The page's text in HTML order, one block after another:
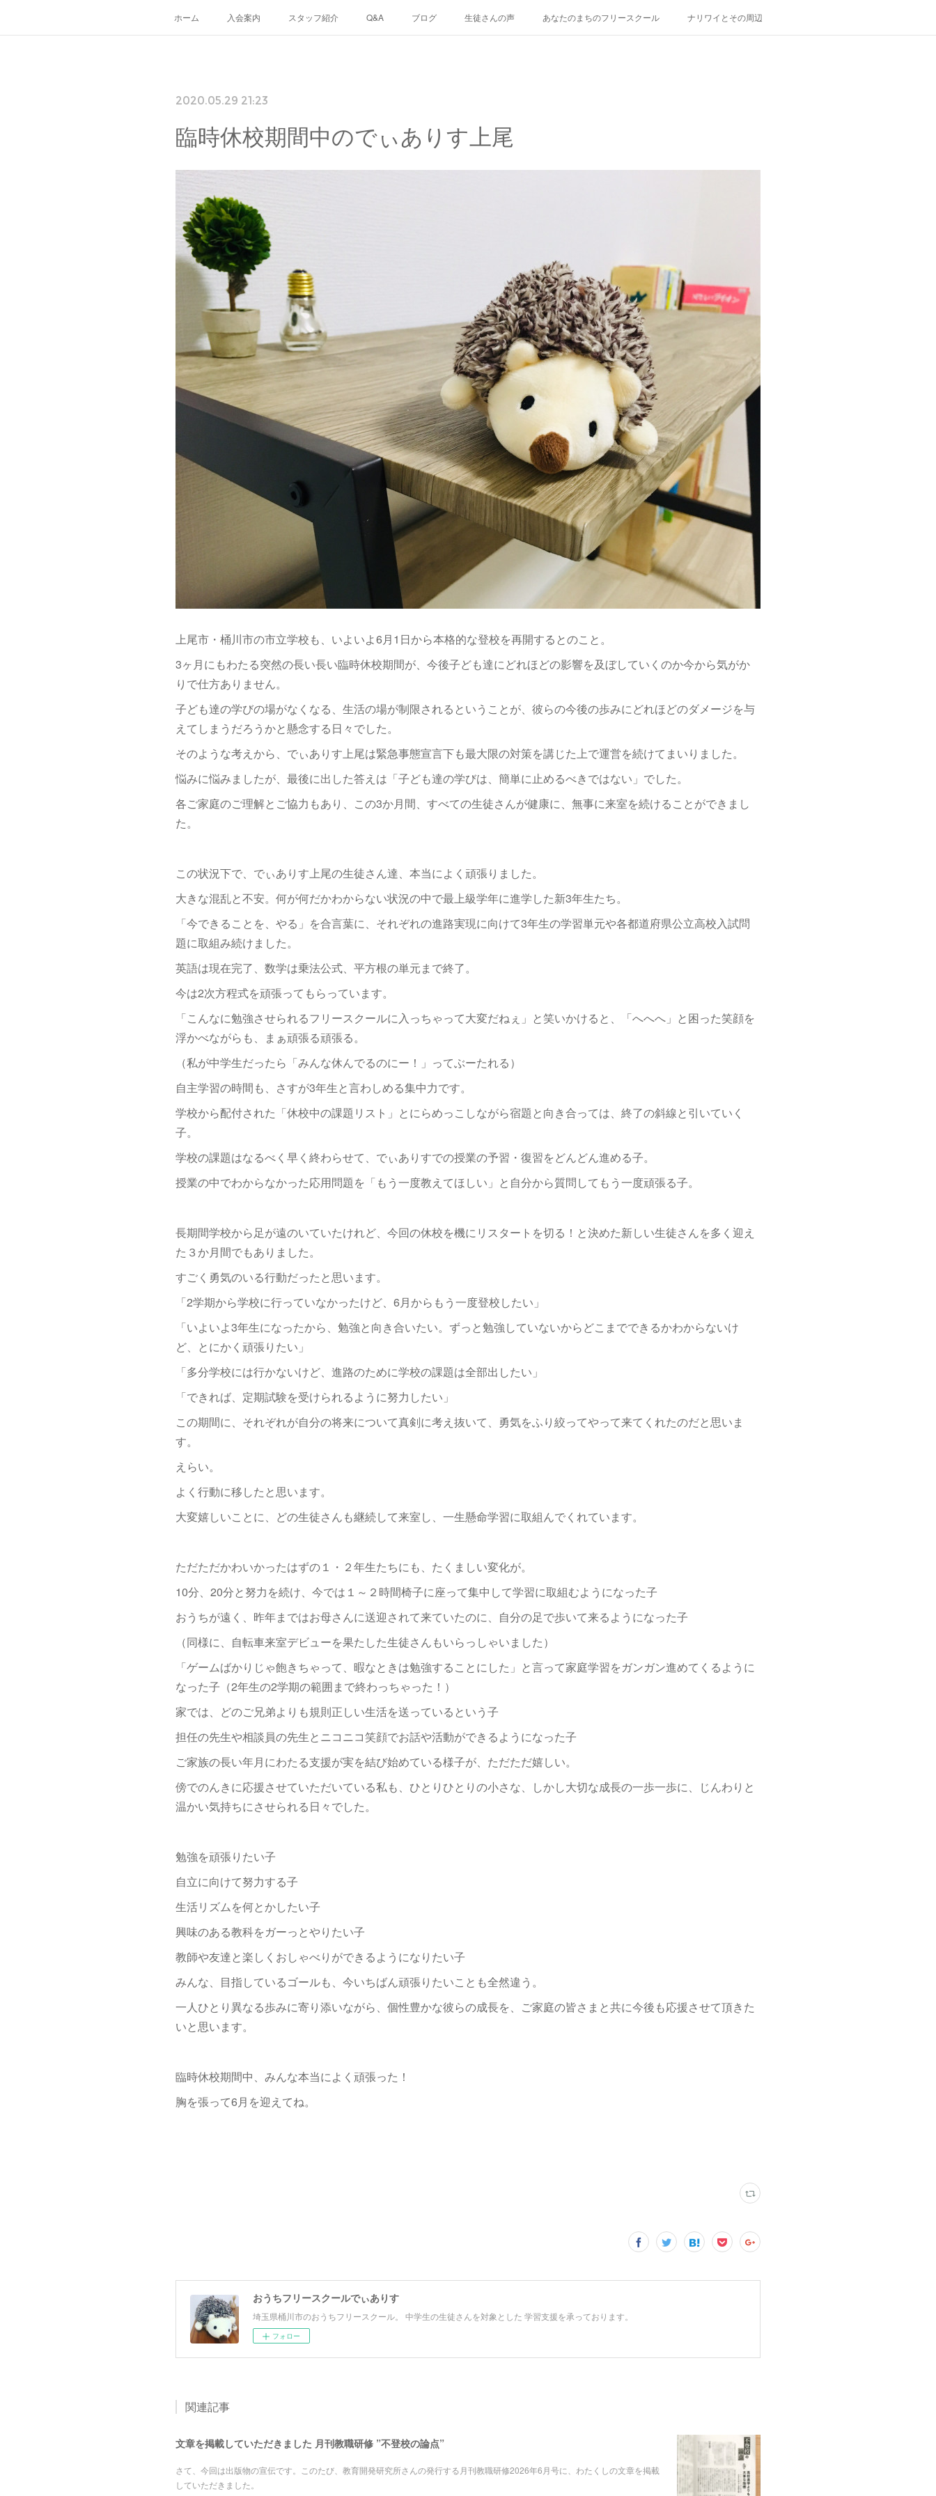
ホーム 入会案内 スタッフ紹介 Q&A ブログ 生徒さんの声 あなたのまちのフリースクール ナリワイとその周辺
2020.05.29 21:23
臨時休校期間中のでぃありす上尾
上尾市・桶川市の市立学校も、いよいよ6月1日から本格的な登校を再開するとのこと。
3ヶ月にもわたる突然の長い長い臨時休校期間が、今後子ども達にどれほどの影響を及ぼしていくのか今から気がか
りで仕方ありません。
子ども達の学びの場がなくなる、生活の場が制限されるということが、彼らの今後の歩みにどれほどのダメージを与
えてしまうだろうかと懸念する日々でした。
そのような考えから、でぃありす上尾は緊急事態宣言下も最大限の対策を講じた上で運営を続けてまいりました。
悩みに悩みましたが、最後に出した答えは「子ども達の学びは、簡単に止めるべきではない」でした。
各ご家庭のご理解とご協力もあり、この3か月間、すべての生徒さんが健康に、無事に来室を続けることができまし
た。
この状況下で、でぃありす上尾の生徒さん達、本当によく頑張りました。
大きな混乱と不安。何が何だかわからない状況の中で最上級学年に進学した新3年生たち。
「今できることを、やる」を合言葉に、それぞれの進路実現に向けて3年生の学習単元や各都道府県公立高校入試問
題に取組み続けました。
英語は現在完了、数学は乗法公式、平方根の単元まで終了。
今は2次方程式を頑張ってもらっています。
「こんなに勉強させられるフリースクールに入っちゃって大変だねぇ」と笑いかけると、「へへへ」と困った笑顔を
浮かべながらも、まぁ頑張る頑張る。
（私が中学生だったら「みんな休んでるのにー！」ってぶーたれる）
自主学習の時間も、さすが3年生と言わしめる集中力です。
学校から配付された「休校中の課題リスト」とにらめっこしながら宿題と向き合っては、終了の斜線と引いていく
子。
学校の課題はなるべく早く終わらせて、でぃありすでの授業の予習・復習をどんどん進める子。
授業の中でわからなかった応用問題を「もう一度教えてほしい」と自分から質問してもう一度頑張る子。
長期間学校から足が遠のいていたけれど、今回の休校を機にリスタートを切る！と決めた新しい生徒さんを多く迎え
た３か月間でもありました。
すごく勇気のいる行動だったと思います。
「2学期から学校に行っていなかったけど、6月からもう一度登校したい」
「いよいよ3年生になったから、勉強と向き合いたい。ずっと勉強していないからどこまでできるかわからないけ
ど、とにかく頑張りたい」
「多分学校には行かないけど、進路のために学校の課題は全部出したい」
「できれば、定期試験を受けられるように努力したい」
この期間に、それぞれが自分の将来について真剣に考え抜いて、勇気をふり絞ってやって来てくれたのだと思いま
す。
えらい。
よく行動に移したと思います。
大変嬉しいことに、どの生徒さんも継続して来室し、一生懸命学習に取組んでくれています。
ただただかわいかったはずの１・２年生たちにも、たくましい変化が。
10分、20分と努力を続け、今では１～２時間椅子に座って集中して学習に取組むようになった子
おうちが遠く、昨年まではお母さんに送迎されて来ていたのに、自分の足で歩いて来るようになった子
（同様に、自転車来室デビューを果たした生徒さんもいらっしゃいました）
「ゲームばかりじゃ飽きちゃって、暇なときは勉強することにした」と言って家庭学習をガンガン進めてくるように
なった子（2年生の2学期の範囲まで終わっちゃった！）
家では、どのご兄弟よりも規則正しい生活を送っているという子
担任の先生や相談員の先生とニコニコ笑顔でお話や活動ができるようになった子
ご家族の長い年月にわたる支援が実を結び始めている様子が、ただただ嬉しい。
傍でのんきに応援させていただいている私も、ひとりひとりの小さな、しかし大切な成長の一歩一歩に、じんわりと
温かい気持ちにさせられる日々でした。
勉強を頑張りたい子
自立に向けて努力する子
生活リズムを何とかしたい子
興味のある教科をガーっとやりたい子
教師や友達と楽しくおしゃべりができるようになりたい子
みんな、目指しているゴールも、今いちばん頑張りたいことも全然違う。
一人ひとり異なる歩みに寄り添いながら、個性豊かな彼らの成長を、ご家庭の皆さまと共に今後も応援させて頂きた
いと思います。
臨時休校期間中、みんな本当によく頑張った！
胸を張って6月を迎えてね。
おうちフリースクールでぃありす
埼玉県桶川市のおうちフリースクール。 中学生の生徒さんを対象とした 学習支援を承っております。
フォロー
関連記事
文章を掲載していただきました 月刊教職研修 ”不登校の論点”
さて、今回は出版物の宣伝です。このたび、教育開発研究所さんの発行する月刊教職研修2026年6月号に、わたくしの文章を掲載
していただきました。